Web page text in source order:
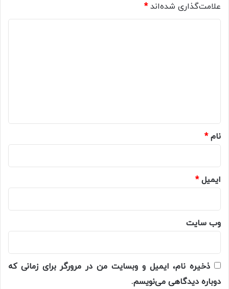
علامت‌گذاری شده‌اند*
نام*
ایمیل*
وب‌ سایت
ذخیره نام، ایمیل و وبسایت من در مرورگر برای زمانی که
دوباره دیدگاهی می‌نویسم.